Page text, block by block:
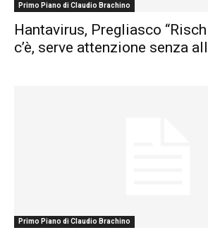
Primo Piano di Claudio Brachino
Hantavirus, Pregliasco
c’è, serve attenzione senza
Primo Piano di Claudio Brachino